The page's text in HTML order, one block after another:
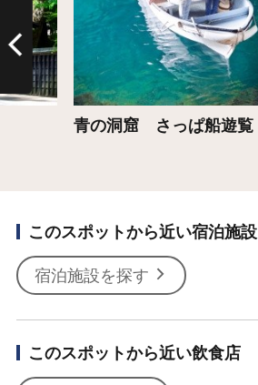
青の洞窟 さっぱ船遊覧
このスポットから近い宿泊施設
宿泊施設を探す
このスポットから近い飲食店